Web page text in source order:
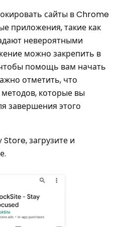
сайты в Chrome
приложения, такие как
невероятными
можно закрепить в
помощь вам начать
отметить, что
которые вы
завершения этого
загрузите и